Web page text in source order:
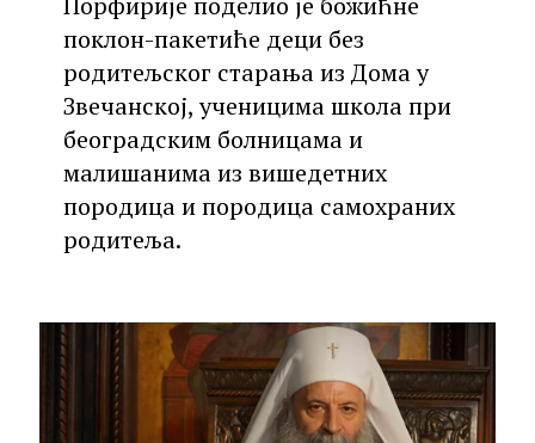
поклон-пакетиће деци без
родитељског старања из Дома у
Звечанској, ученицима школа при
београдским болницама и
малишанима из вишедетних
породица и породица самохраних
родитеља.